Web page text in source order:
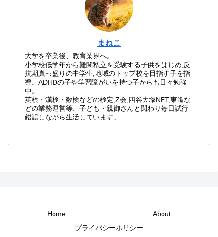
まねこ
大学を卒業後、教育業界へ。
小学校低学年から難関私立を受験する子供をはじめ,反
抗期真っ盛りの中学生,地域のトップ校を目指す子を指
導。ADHDの子や学習障がいを持つ子からも日々勉強
中。
英検・漢検・数検などの検定,Z会,四谷大塚NET,東進な
どの業務運営等、子ども・親御さんと関わり毎日試行
錯誤しながら生活しています。
Home
About
プライバシーポリシー